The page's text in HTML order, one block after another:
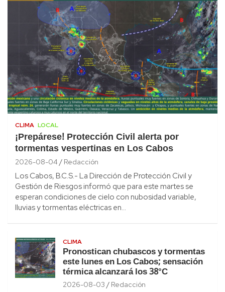
CLIMA LOCAL
¡Prepárese! Protección Civil alerta por
tormentas vespertinas en Los Cabos
2026-08-04 Redacción
Los Cabos, B.C.S.- La Dirección de Protección Civil y
Gestión de Riesgos informó que para este martes se
esperan condiciones de cielo con nubosidad variable,
lluvias y tormentas eléctricas en…
CLIMA
Pronostican chubascos y tormentas
este lunes en Los Cabos; sensación
térmica alcanzará los 38°C
2026-08-03 Redacción